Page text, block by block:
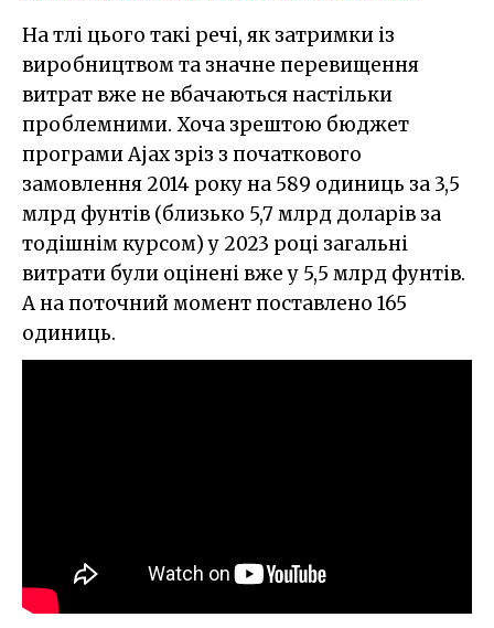
На тлі цього такі речі, як затримки із
виробництвом та значне перевищення
витрат вже не вбачаються настільки
проблемними. Хоча зрештою бюджет
програми Ajax зріз з початкового
замовлення 2014 року на 589 одиниць за 3,5
млрд фунтів (близько 5,7 млрд доларів за
тодішнім курсом) у 2023 році загальні
витрати були оцінені вже у 5,5 млрд фунтів.
А на поточний момент поставлено 165
одиниць.